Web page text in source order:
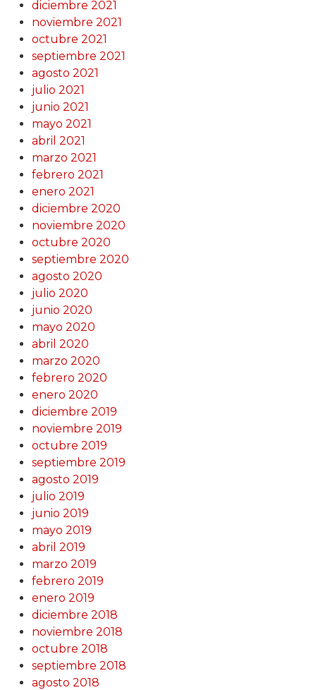
diciembre 2021
noviembre 2021
octubre 2021
septiembre 2021
agosto 2021
julio 2021
junio 2021
mayo 2021
abril 2021
marzo 2021
febrero 2021
enero 2021
diciembre 2020
noviembre 2020
octubre 2020
septiembre 2020
agosto 2020
julio 2020
junio 2020
mayo 2020
abril 2020
marzo 2020
febrero 2020
enero 2020
diciembre 2019
noviembre 2019
octubre 2019
septiembre 2019
agosto 2019
julio 2019
junio 2019
mayo 2019
abril 2019
marzo 2019
febrero 2019
enero 2019
diciembre 2018
noviembre 2018
octubre 2018
septiembre 2018
agosto 2018